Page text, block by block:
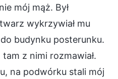
mój mąż. Był
wykrzywiał mu
budynku posterunku.
z nimi rozmawiał.
na podwórku stali mój